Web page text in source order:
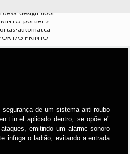
PORTAS
DE
DESIGN
DESCUBRA
PORTAS
PANTO
PORTAS
AUTOMÁTICAS
DESCUBRA
de um sistema anti-roubo
aplicado dentro, se opõe e"
emitindo um alarme sonoro
infuga o ladrão, evitando a entrada